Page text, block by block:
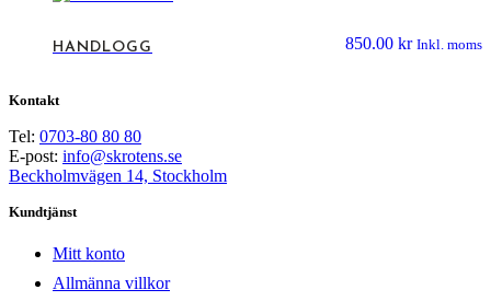
HANDLOGG 850.00 kr Inkl. moms
Kontakt
Tel: 0703-80 80 80
E-post: info@skrotens.se
Beckholmvägen 14, Stockholm
Kundtjänst
Mitt konto
Allmänna villkor